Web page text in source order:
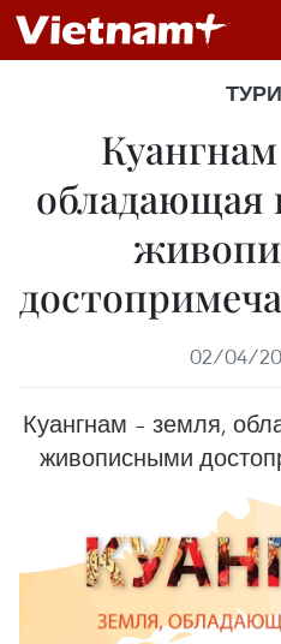
обладающая
02/04/
Куангнам – земля,
живописными